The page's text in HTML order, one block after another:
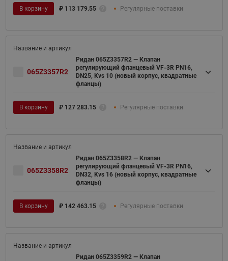
В корзину ₽ 113 179.55 Регулярные поставки
065Z3357R2
Ридан 065Z3357R2 — Клапан
регулирующий фланцевый VF-3R PN16,
DN25, Kvs 10 (новый корпус, квадратные
фланцы)
В корзину ₽ 127 283.15 Регулярные поставки
065Z3358R2
Ридан 065Z3358R2 — Клапан
регулирующий фланцевый VF-3R PN16,
DN32, Kvs 16 (новый корпус, квадратные
фланцы)
В корзину ₽ 142 463.15 Регулярные поставки
Ридан 065Z3359R2 — Клапан